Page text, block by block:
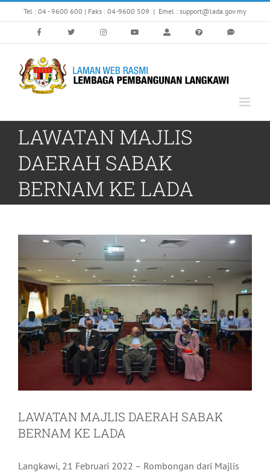
to
Tel : 04 - 9600 600 | Faks : 04-9600 509 | Emel : support@lada.gov.my
LAWATAN MAJLIS
DAERAH SABAK
BERNAM KE LADA
LAWATAN MAJLIS DAERAH SABAK
BERNAM KE LADA
Langkawi, 21 Februari 2022 – Rombongan dari Majlis